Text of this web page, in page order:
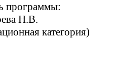
программы:
Н.В.
категория)